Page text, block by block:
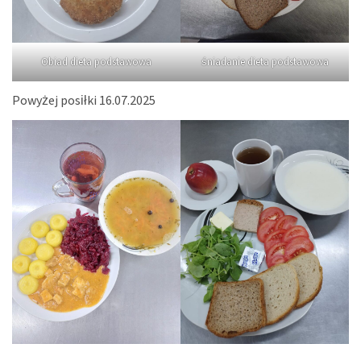
Obiad dieta podstawowa śniadanie dieta podstawowa
Powyżej posiłki 16.07.2025